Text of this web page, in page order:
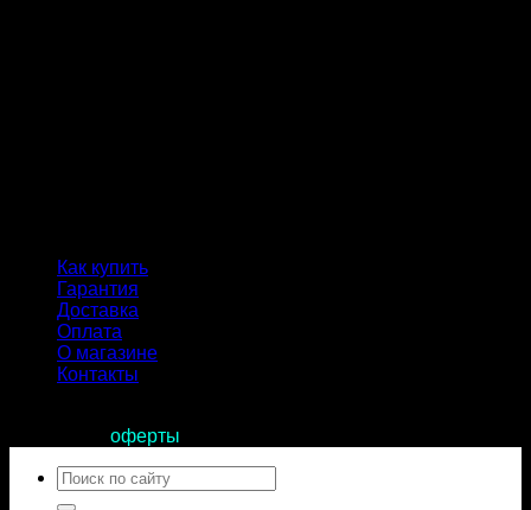
Как купить
Гарантия
Доставка
Оплата
О магазине
Контакты
оферты
Искать: